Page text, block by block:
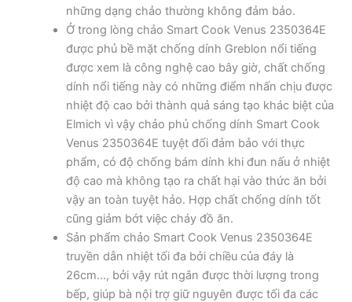
những dạng chảo thường không đảm bảo.
Ở trong lòng chảo Smart Cook Venus 2350364E
được phủ bề mặt chống dính Greblon nổi tiếng
được xem là công nghệ cao bây giờ, chất chống
dính nổi tiếng này có những điểm nhấn chịu được
nhiệt độ cao bởi thành quả sáng tạo khác biệt của
Elmich vì vậy chảo phủ chống dính Smart Cook
Venus 2350364E tuyệt đối đảm bảo với thực
phẩm, có độ chống bám dính khi đun nấu ở nhiệt
độ cao mà không tạo ra chất hại vào thức ăn bởi
vậy an toàn tuyệt hảo. Hợp chất chống dính tốt
cũng giảm bớt việc cháy đồ ăn.
Sản phẩm chảo Smart Cook Venus 2350364E
truyền dẫn nhiệt tối đa bởi chiều của đáy là
26cm…, bởi vậy rút ngắn được thời lượng trong
bếp, giúp bà nội trợ giữ nguyên được tối đa các